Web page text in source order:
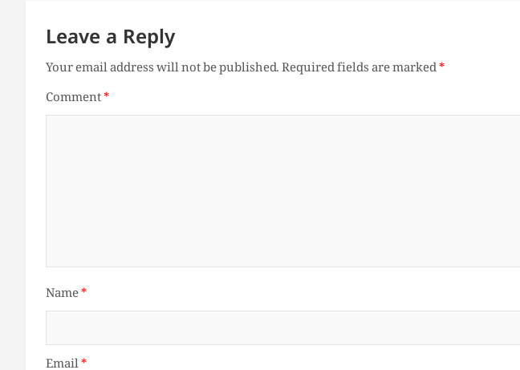
Leave a Reply
Your email address will not be published.Required fields are marked*
Comment*
Name*